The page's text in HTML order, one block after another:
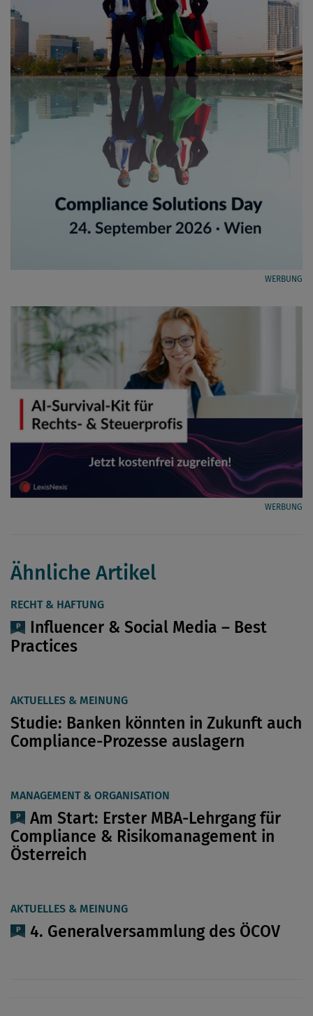
WERBUNG
WERBUNG
Ähnliche Artikel
RECHT & HAFTUNG
Influencer & Social Media – Best
Practices
AKTUELLES & MEINUNG
Studie: Banken könnten in Zukunft auch
Compliance-Prozesse auslagern
MANAGEMENT & ORGANISATION
Am Start: Erster MBA-Lehrgang für
Compliance & Risikomanagement in
Österreich
AKTUELLES & MEINUNG
4. Generalversammlung des ÖCOV